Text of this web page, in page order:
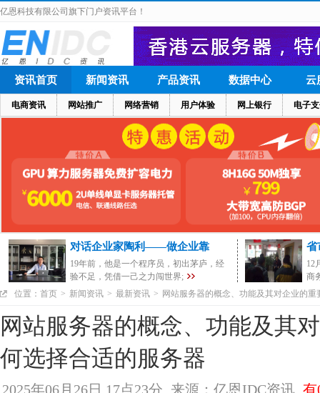
亿恩科技有限公司旗下门户资讯平台！
资讯首页
电商资讯 网站推广 网络营销 用户体验 网上银行 电子
新闻资讯 产品资讯 数据中心 云
对话企业家陶利——做企业靠
19年前，他是一个程序员，初出茅庐，经
验不足，凭借一己之力闯世界;
省
12
商
位置： 首页 > 新闻资讯 > 最新资讯 > 网站服务器的概念、功能及其对企业的
网站服务器的概念、功能及其
何选择合适的服务器
2025年06月26日 17点23分 来源：亿恩IDC资讯 有